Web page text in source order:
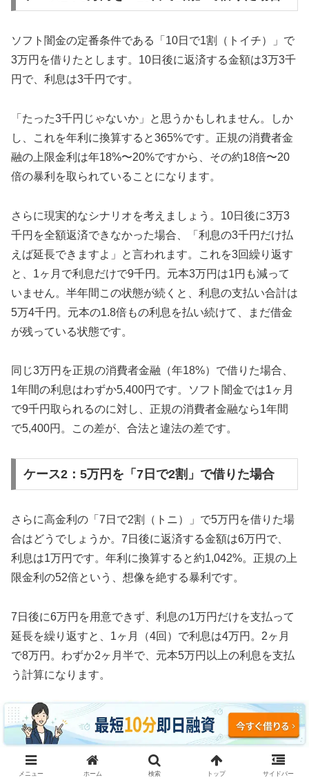
ソフト闇金の定番条件である「10日で1割（トイチ）」で
3万円を借りたとします。10日後に返済する金額は3万3千
円で、利息は3千円です。
「たった3千円じゃないか」と思うかもしれません。しか
し、これを年利に換算すると365%です。正規の消費者金
融の上限金利は年18%〜20%ですから、その約18倍〜20
倍の暴利を取られていることになります。
さらに現実的なシナリオを考えましょう。10日後に3万3
千円を全額返済できなかった場合、「利息の3千円だけ払
えば延長できますよ」と言われます。これを3回繰り返す
と、1ヶ月で利息だけで9千円。元本3万円は1円も減って
いません。半年間この状態が続くと、利息の支払い合計は
5万4千円。元本の1.8倍もの利息を払い続けて、まだ借金
が残っている状態です。
同じ3万円を正規の消費者金融（年18%）で借りた場合、
1年間の利息はわずか5,400円です。ソフト闇金では1ヶ月
で9千円取られるのに対し、正規の消費者金融なら1年間
で5,400円。この差が、合法と違法の差です。
ケース2：5万円を「7日で2割」で借りた場合
さらに高金利の「7日で2割（トニ）」で5万円を借りた場
合はどうでしょうか。7日後に返済する金額は6万円で、
利息は1万円です。年利に換算すると約1,042%。正規の上
限金利の52倍という、想像を絶する暴利です。
7日後に6万円を用意できず、利息の1万円だけを支払って
延長を繰り返すと、1ヶ月（4回）で利息は4万円。2ヶ月
で8万円。わずか2ヶ月半で、元本5万円以上の利息を支払
う計算になります。
3ヶ月続けた場合、利息の支払い総額は約12万円。元本5
万円の2.4倍の利息を取られ、それでも借金は減っていま
せん。これがソフト闇金の実態です。
メニュー ホーム 検索 トップ サイドバー